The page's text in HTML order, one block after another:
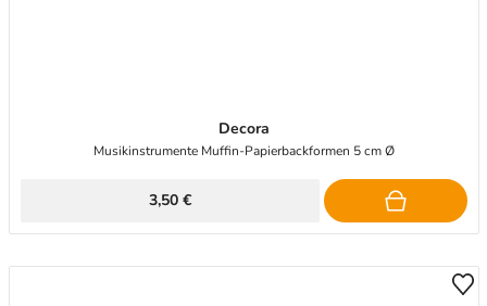
Decora
Musikinstrumente Muffin-Papierbackformen 5 cm Ø
3,50 €